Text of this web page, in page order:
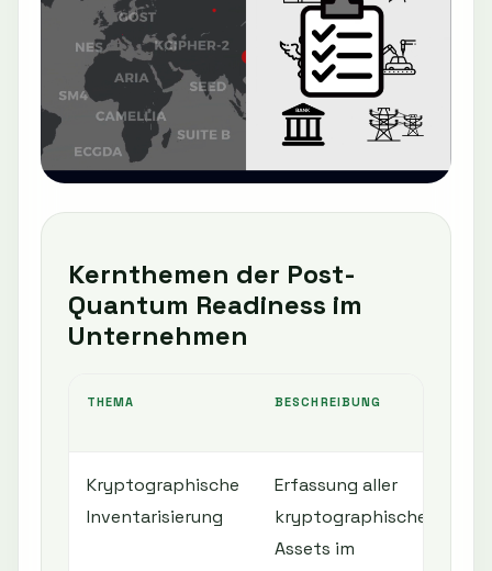
Kernthemen der Post-
Quantum Readiness im
Unternehmen
THEMA BESCHREIBUNG
Kryptographische
Inventarisierung
Erfassung aller
kryptographischen
Assets im